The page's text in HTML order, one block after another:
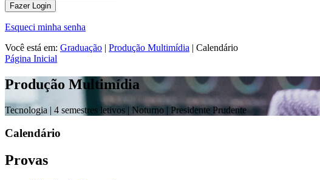
Fazer Login
Esqueci minha senha
Você está em: Graduação | Produção Multimídia | Calendário
Página Inicial
Produção Multimídia
Tecnologia | 4 semestres letivos | Noturno | Presidente Prudente
Calendário
Provas